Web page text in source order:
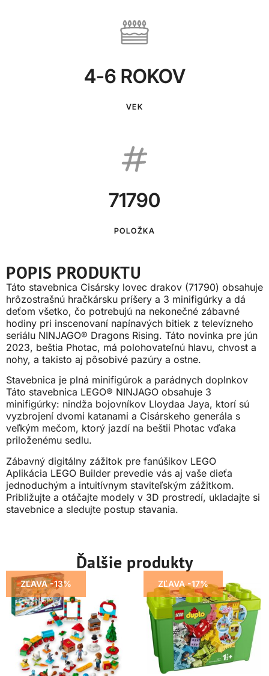
4-6 ROKOV
VEK
71790
POLOŽKA
POPIS PRODUKTU
Táto stavebnica Cisársky lovec drakov (71790) obsahuje
hrôzostrašnú hračkársku príšery a 3 minifigúrky a dá
deťom všetko, čo potrebujú na nekonečné zábavné
hodiny pri inscenovaní napínavých bitiek z televízneho
seriálu NINJAGO® Dragons Rising. Táto novinka pre jún
2023, beštia Photac, má polohovateľnú hlavu, chvost a
nohy, a takisto aj pôsobivé pazúry a ostne.
Stavebnica je plná minifigúrok a parádnych doplnkov
Táto stavebnica LEGO® NINJAGO obsahuje 3
minifigúrky: nindža bojovníkov Lloydaa Jaya, ktorí sú
vyzbrojení dvomi katanami a Cisárskeho generála s
veľkým mečom, ktorý jazdí na beštii Photac vďaka
priloženému sedlu.
Zábavný digitálny zážitok pre fanúšikov LEGO
Aplikácia LEGO Builder prevedie vás aj vaše dieťa
jednoduchým a intuitívnym staviteľským zážitkom.
Približujte a otáčajte modely v 3D prostredí, ukladajte si
stavebnice a sledujte postup stavania.
Ďalšie produkty
ZĽAVA -13% ZĽAVA -17%